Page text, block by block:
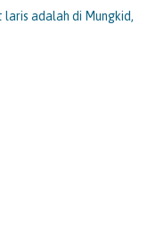
laris adalah di Mungkid,